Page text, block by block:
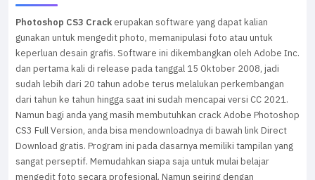
Photoshop CS3 Crack erupakan software yang dapat kalian
gunakan untuk mengedit photo, memanipulasi foto atau untuk
keperluan desain grafis. Software ini dikembangkan oleh Adobe Inc.
dan pertama kali di release pada tanggal 15 Oktober 2008, jadi
sudah lebih dari 20 tahun adobe terus melalukan perkembangan
dari tahun ke tahun hingga saat ini sudah mencapai versi CC 2021.
Namun bagi anda yang masih membutuhkan crack Adobe Photoshop
CS3 Full Version, anda bisa mendownloadnya di bawah link Direct
Download gratis. Program ini pada dasarnya memiliki tampilan yang
sangat perseptif. Memudahkan siapa saja untuk mulai belajar
mengedit foto secara profesional. Namun seiring dengan